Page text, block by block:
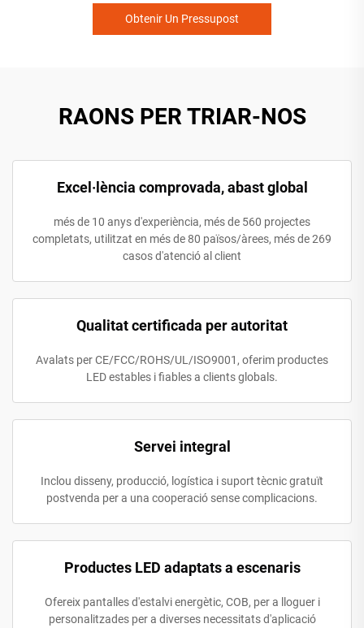
Obtenir Un Pressupost
RAONS PER TRIAR-NOS
Excel·lència comprovada, abast global
més de 10 anys d'experiència, més de 560 projectes
completats, utilitzat en més de 80 països/àrees, més de 269
casos d'atenció al client
Qualitat certificada per autoritat
Avalats per CE/FCC/ROHS/UL/ISO9001, oferim productes
LED estables i fiables a clients globals.
Servei integral
Inclou disseny, producció, logística i suport tècnic gratuït
postvenda per a una cooperació sense complicacions.
Productes LED adaptats a escenaris
Ofereix pantalles d'estalvi energètic, COB, per a lloguer i
personalitzades per a diverses necessitats d'aplicació